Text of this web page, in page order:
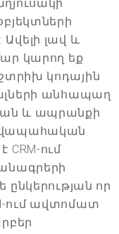
լավ և
կարող եք
կոդային
անհապաղ
և ապրանքի
ում
որ
ում ավտոմատ